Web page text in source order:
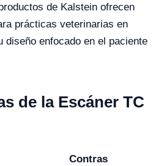
de Kalstein ofrecen
prácticas veterinarias en
diseño enfocado en el paciente
de la Escáner TC
Contras